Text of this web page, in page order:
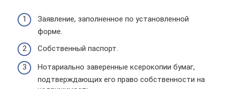
Заявление, заполненное по установленной
форме.
Собственный паспорт.
Нотариально заверенные ксерокопии бумаг,
подтверждающих его право собственности на